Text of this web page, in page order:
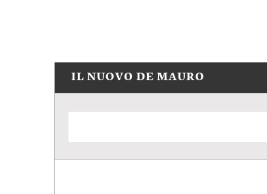
IL NUOVO DE MAURO